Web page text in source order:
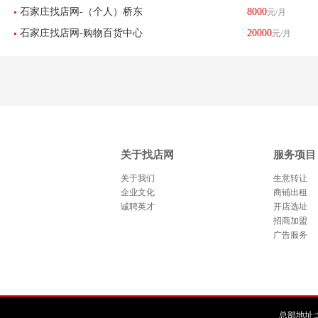
转让唯美陶瓷 红星美凯龙盈
石家庄找店网-（个人）桥东
区中山路乐汇城饮品店转让-
8000元/月
石家庄找店网-购物百货中心 20000元/月
关于找店网
关于我们
企业文化
诚聘英才
服务项目
生意转让
商铺出租
开店选址
招商加盟
广告服务
总部地址: